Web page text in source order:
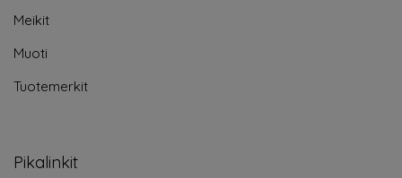
Meikit
Muoti
Tuotemerkit
Pikalinkit